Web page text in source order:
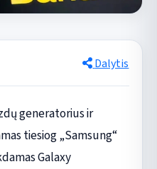
Dalytis
generatorius ir
tiesiog „Samsung“
Galaxy